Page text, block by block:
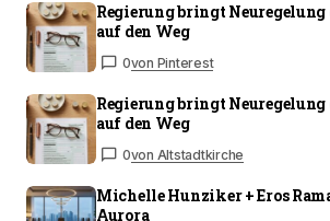
Regierung bringt
auf den Weg
0von Pinterest
Regierung bringt
auf den Weg
0von Altstadtkirche
Michelle Hunziker + Eros
Aurora